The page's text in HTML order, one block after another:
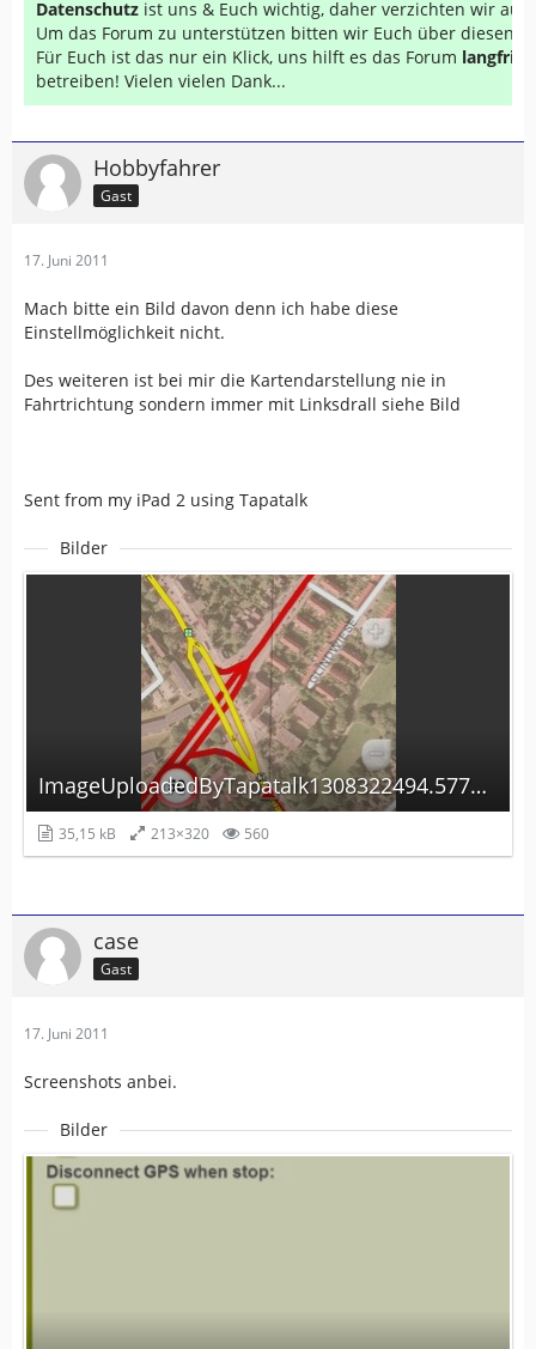
Datenschutz ist uns & Euch wichtig, daher verzichten wir auf
Um das Forum zu unterstützen bitten wir Euch über diesen
Für Euch ist das nur ein Klick, uns hilft es das Forum
betreiben! Vielen vielen Dank...
Hobbyfahrer
Gast
17. Juni 2011
Mach bitte ein Bild davon denn ich habe diese
Einstellmöglichkeit nicht.
Des weiteren ist bei mir die Kartendarstellung nie in
Fahrtrichtung sondern immer mit Linksdrall siehe Bild
Sent from my iPad 2 using Tapatalk
Bilder
ImageUploadedByTapatalk1308322494.577179.jpg
35,15 kB 213×320 560
case
Gast
17. Juni 2011
Screenshots anbei.
Bilder